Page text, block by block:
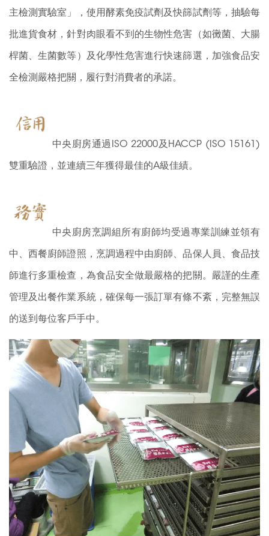
主檢測實驗室」，使用酵素免疫試劑及快篩試劑等，抽驗每
批進貨食材，針對肉眼看不到的生物性危害（如黴菌、大腸
桿菌、生菌數等）及化學性危害進行快速篩選，加強食品安
全檢測嚴格把關，履行對消費者的承諾。
中央廚房通過ISO 22000及HACCP (ISO 15161)
雙重驗證，並連續三年獲得最佳的A級佳績。
中央廚房烹調組所有廚師均受過專業訓練並領有
中、西餐廚師證照，烹調過程中由廚師、品保人員、食品技
師進行多重檢查，為食品安全做最嚴格的把關。嚴謹的生產
管理及出餐作業系統，確保每一張訂單有條不紊，完整無誤
的送到每位客戶手中。